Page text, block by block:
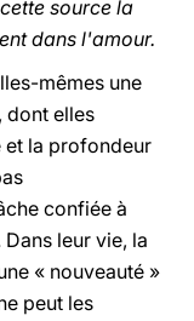
source la
dans l'amour.
mêmes une
dont elles
et la profondeur
confiée à
leur vie, la
« nouveauté »
peut les